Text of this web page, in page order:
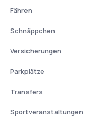
Fähren
Schnäppchen
Versicherungen
Parkplätze
Transfers
Sportveranstaltungen